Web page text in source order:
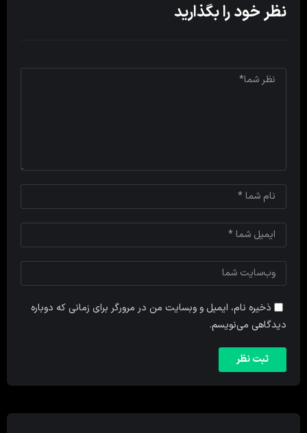
نظر خود را بگذارید
ذخیره نام، ایمیل و وبسایت من در مرورگر برای زمانی که دوباره
دیدگاهی می‌نویسم.